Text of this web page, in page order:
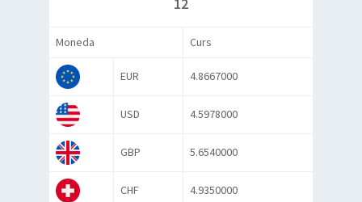
12
Moneda Curs
EUR 4.8667000
USD 4.5978000
GBP 5.6540000
CHF 4.9350000